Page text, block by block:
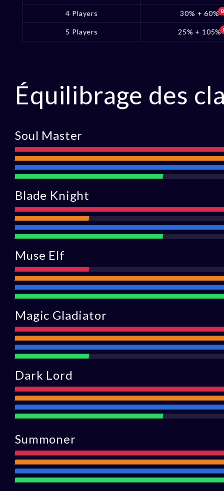
4 Players 30% + 60%
5 Players 25% + 105%
Équilibrage des
Soul Master
Attaque
Portée
Défense
Assistance
Blade Knight
Attaque
Portée
Défense
Assistance
Muse Elf
Attaque
Portée
Magic Gladiator
Attaque
Portée
Défense
Assistance
Dark Lord
Attaque
Portée
Assistance
Summoner
Attaque
Portée
Défense
Assistance